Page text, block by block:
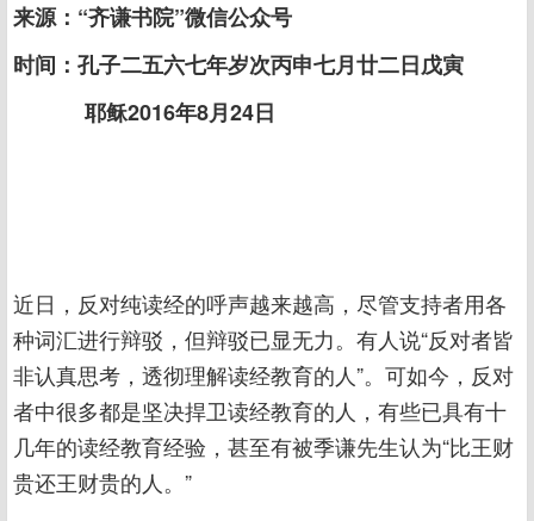
来源：“齐谦书院”微信公众号
时间：孔子二五六七年岁次丙申七月廿二日戊寅
耶稣2016年8月24日
近日，反对纯读经的呼声越来越高，尽管支持者用各
种词汇进行辩驳，但辩驳已显无力。有人说“反对者皆
非认真思考，透彻理解读经教育的人”。可如今，反对
者中很多都是坚决捍卫读经教育的人，有些已具有十
几年的读经教育经验，甚至有被季谦先生认为“比王财
贵还王财贵的人。”